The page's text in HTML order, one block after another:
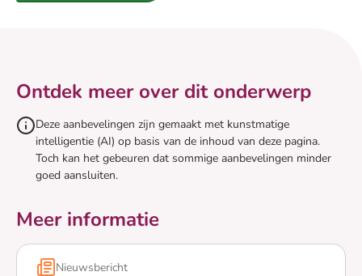
Ontdek meer over dit onderwerp
Deze aanbevelingen zijn gemaakt met kunstmatige
intelligentie (AI) op basis van de inhoud van deze pagina.
Toch kan het gebeuren dat sommige aanbevelingen minder
goed aansluiten.
Meer informatie
Nieuwsbericht